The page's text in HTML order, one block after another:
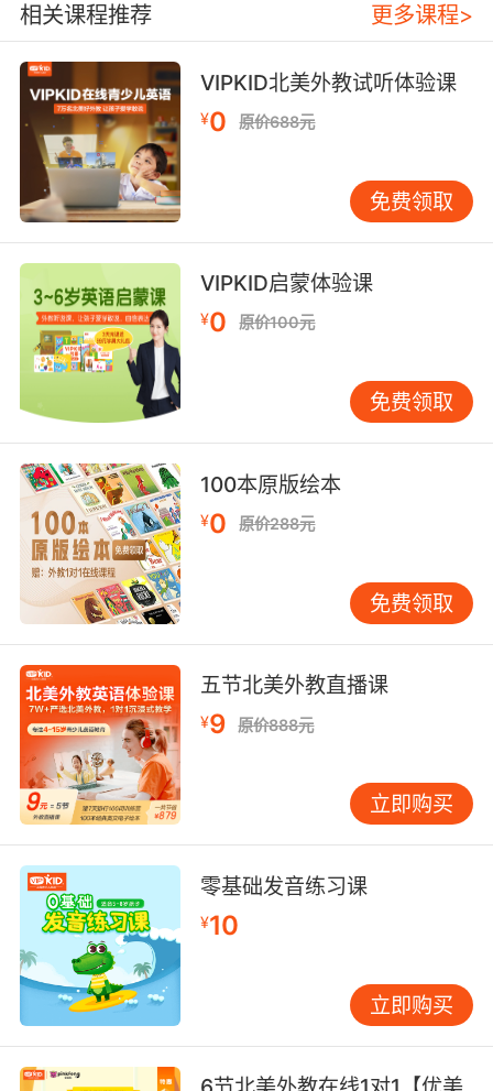
了，但这个时候如果他有一个儿子呢，那我们就
可以说他儿子就去当兵了，这个时候父亲就不用
去了，这个时候我们就理解成只有一个人那么他
就去，如果有了两个人呢，那么原来那个动词呢
就还是要保留，那他如果有一个儿子那就儿子去
当兵，那他如果有两个儿子呢，那就小儿子去当
兵那么前两个也都不去，所以我们都说只变一
个，只变一个记住这个规则，can后面的动词形
式一定用动词原形。
相关课程推荐 更多课程>
VIPKID北美外教试听体验课
¥0 原价688元
免费领取
VIPKID启蒙体验课
¥0 原价100元
免费领取
100本原版绘本
¥0 原价288元
免费领取
五节北美外教直播课
¥9 原价888元
立即购买
零基础发音练习课
¥10
立即购买